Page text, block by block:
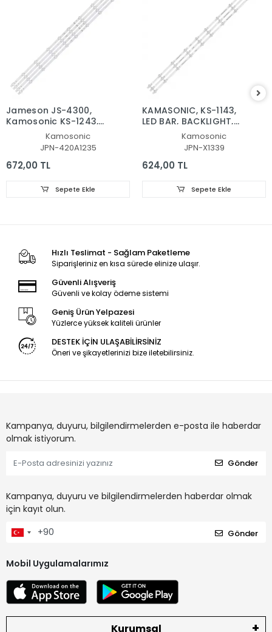
Jameson JS-4300,
Kamosonic KS-1243,
LED BAR, JL.D420A1235-
081BS-M, SD43-DNJF-
Kamosonic
JPN-420A1235
672,00 TL
Sepete Ekle
KAMASONIC, KS-1143,
LED BAR, BACKLIGHT,
PANEL LEDLERİ, HL-
2A420A28-1001S-01, A1,
8D2A-DLM4-201002,
201000, BACLIGHT
Kamosonic
JPN-X1339
624,00 TL
Sepete Ekle
Hızlı Teslimat - Sağlam Paketleme
Siparişleriniz en kısa sürede elinize ulaşır.
Güvenli Alışveriş
Güvenli ve kolay ödeme sistemi
Geniş Ürün Yelpazesi
Yüzlerce yüksek kaliteli ürünler
DESTEK İÇİN ULAŞABİLİRSİNİZ
Öneri ve şikayetlerinizi bize iletebilirsiniz.
Kampanya, duyuru, bilgilendirmelerden e-posta ile haberdar
olmak istiyorum.
Gönder
Kampanya, duyuru ve bilgilendirmelerden haberdar olmak
için kayıt olun.
Gönder
Mobil Uygulamalarımız
Kurumsal